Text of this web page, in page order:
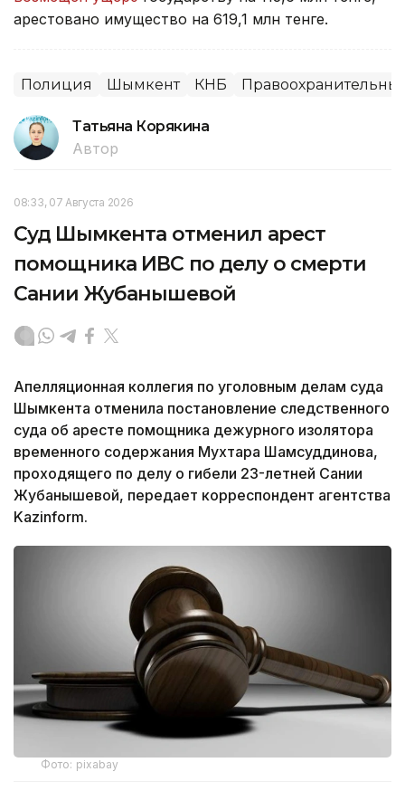
арестовано имущество на 619,1 млн тенге.
Полиция Шымкент КНБ
Татьяна Корякина
Автор
08:33, 07 Августа 2026
Суд Шымкента отменил арест
помощника ИВС по делу о смерти
Сании Жубанышевой
Апелляционная коллегия по уголовным делам суда
Шымкента отменила постановление следственного
суда об аресте помощника дежурного изолятора
временного содержания Мухтара Шамсуддинова,
проходящего по делу о гибели 23-летней Сании
Жубанышевой, передает корреспондент агентства
Kazinform.
Фото: pixabay